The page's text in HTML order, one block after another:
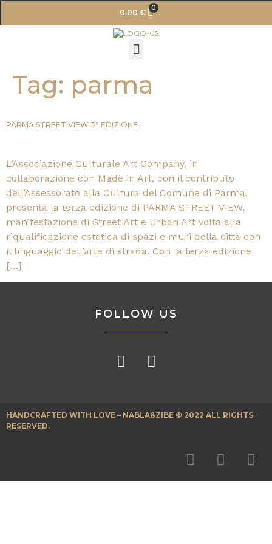
0.00 €
0
Tag: parma
PARMA STREET VIEW 3° EDIZIONE
L’Associazione Culturale Art Company, in
collaborazione con Made in Art, con il contributo
dell’Assessorato alla Cultura del Comune di Parma,
presenta la terza edizione di PARMA STREET VIEW,
manifestazione di Street Art e Urban Art volta alla
riqualificazione estetica di spazi e muri della città con
il linguaggio dell’arte di strada. Con la terza edizione
[…]
FOLLOW US
HANDCRAFTED WITH LOVE – NABLA&ZIBE © 2022 ALL RIGHTS
RESERVED.